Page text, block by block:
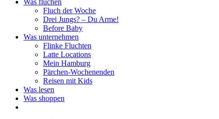
Was fluchen
Fluch der Woche
Drei Jungs? – Du Arme!
Before Baby
Was unternehmen
Flinke Fluchten
Latte Locations
Mein Hamburg
Pärchen-Wochenenden
Reisen mit Kids
Was lesen
Was shoppen